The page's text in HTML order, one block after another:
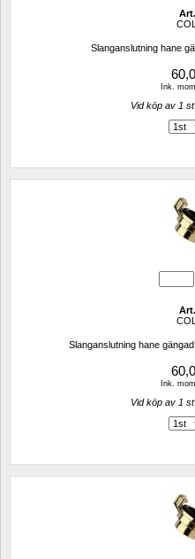
Slanganslutning hane
Ink.
Vid köp av 1
Slanganslutning hane
Ink.
Vid köp av 1